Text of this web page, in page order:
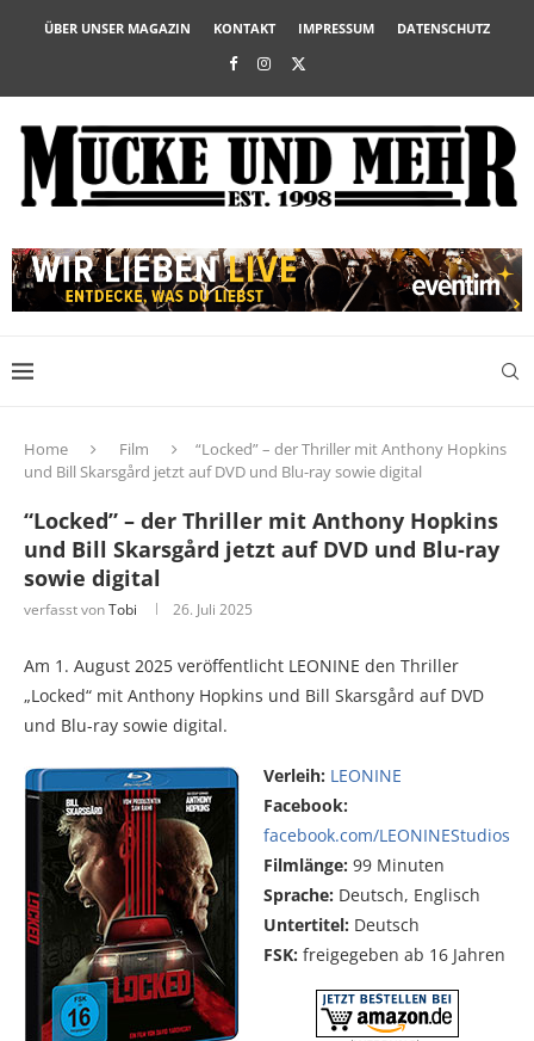
ÜBER UNSER MAGAZIN KONTAKT IMPRESSUM DATENSCHUTZ
Home Film
“Locked” – der Thriller mit Anthony Hopkins
und Bill Skarsgård jetzt auf DVD und Blu-ray sowie digital
“Locked” – der Thriller mit Anthony Hopkins
und Bill Skarsgård jetzt auf DVD und Blu-ray
sowie digital
verfasst vonTobi 26. Juli 2025
Am 1. August 2025 veröffentlicht LEONINE den Thriller
„Locked“ mit Anthony Hopkins und Bill Skarsgård auf DVD
und Blu-ray sowie digital.
Verleih: LEONINE
Facebook:
facebook.com/LEONINEStudios
Filmlänge: 99 Minuten
Sprache: Deutsch, Englisch
Untertitel: Deutsch
FSK: freigegeben ab 16 Jahren